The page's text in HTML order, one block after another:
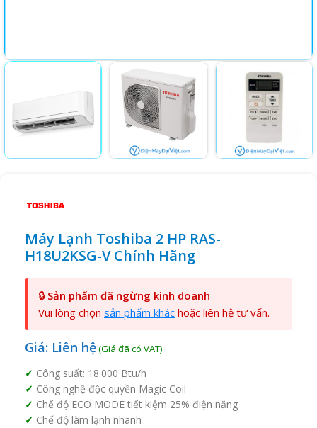
Máy Lạnh Toshiba 2 HP RAS-
H18U2KSG-V Chính Hãng
🔒 Sản phẩm đã ngừng kinh doanh
Vui lòng chọn sản phẩm khác hoặc liên hệ tư vấn.
Giá: Liên hệ
Công suất: 18.000 Btu/h
Công nghệ độc quyền Magic Coil
Chế độ ECO MODE tiết kiệm 25% điện năng
Chế độ làm lạnh nhanh